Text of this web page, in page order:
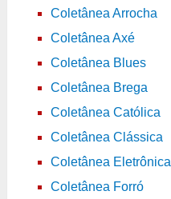
Coletânea Arrocha
Coletânea Axé
Coletânea Blues
Coletânea Brega
Coletânea Católica
Coletânea Clássica
Coletânea Eletrônica
Coletânea Forró